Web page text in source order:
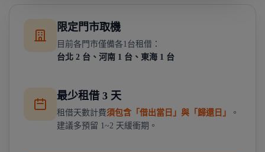
限定門市取機
目前各門市僅備各1台租借：
台北 2 台、河南 1 台、東海 1 台
最少租借 3 天
租借天數計費須包含「借出當日」與「歸還日」
。
建議多預留 1~2 天緩衝期。